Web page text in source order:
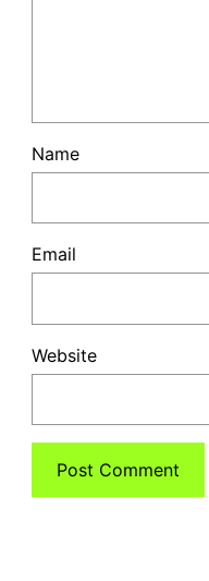
Name
Email
Website